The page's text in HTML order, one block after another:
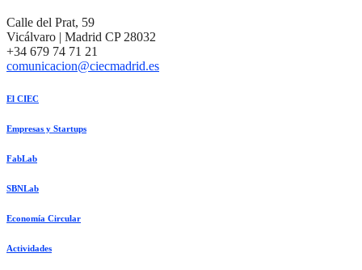
Calle del Prat, 59
Vicálvaro | Madrid CP 28032
+34 679 74 71 21
comunicacion@ciecmadrid.es
El CIEC
Empresas y Startups
FabLab
SBNLab
Economía Circular
Actividades